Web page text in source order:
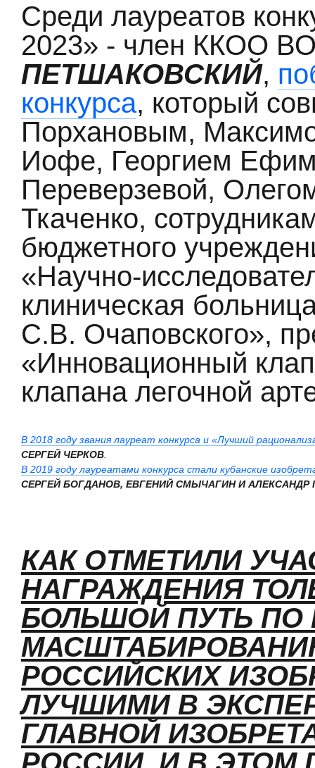
Среди лауреатов
2023» - член ККОО
ПЕТШАКОВСКИЙ,
конкурса, который
Порхановым,
Иофе, Георгием
Переверзевой,
Ткаченко,
бюджетного
«Научно-
клиническая
С.В. Очаповского»,
«Инновационный
клапана легочной
В 2018 году звания лауреат конкурса и «Лучший
СЕРГЕЙ ЧЕРКОВ
В 2019 году лауреатами конкурса стали кубанские
СЕРГЕЙ БОГДАНОВ, ЕВГЕНИЙ СМЫЧАГИН И АЛЕКСАНДР
КАК ОТМЕТИЛИ
НАГРАЖДЕНИЯ
БОЛЬШОЙ ПУТЬ
РОССИЙСКИХ
ЛУЧШИМИ В
ГЛАВНОЙ